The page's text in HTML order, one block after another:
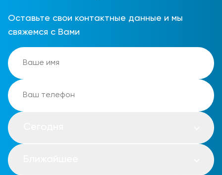
Оставьте свои контактные данные и мы
свяжемся с Вами